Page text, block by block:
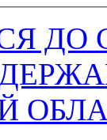
ДО